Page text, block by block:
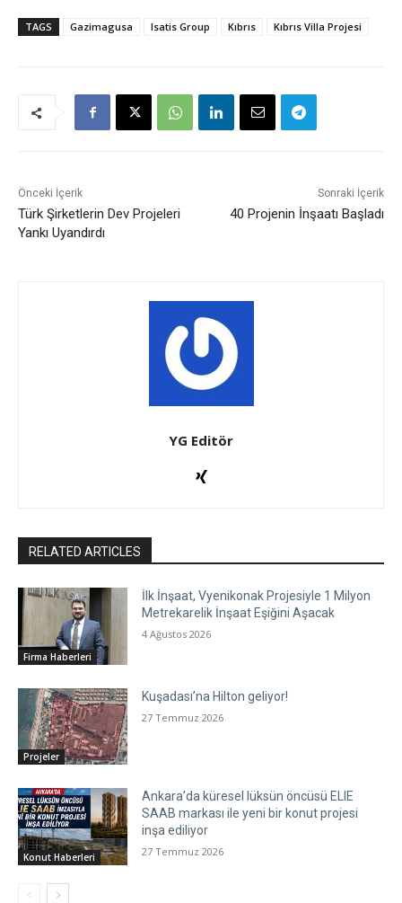
TAGS Gazimagusa Isatis Group Kıbrıs Kıbrıs Villa Projesi
Önceki İçerik
Türk Şirketlerin Dev Projeleri
Yankı Uyandırdı
Sonraki İçerik
40 Projenin İnşaatı Başladı
YG Editör
RELATED ARTICLES
Firma Haberleri
İlk İnşaat, Vyenikonak Projesiyle 1 Milyon
Metrekarelik İnşaat Eşiğini Aşacak
4 Ağustos 2026
Projeler
Kuşadası’na Hilton geliyor!
27 Temmuz 2026
Konut Haberleri
Ankara’da küresel lüksün öncüsü ELIE
SAAB markası ile yeni bir konut projesi
inşa ediliyor
27 Temmuz 2026